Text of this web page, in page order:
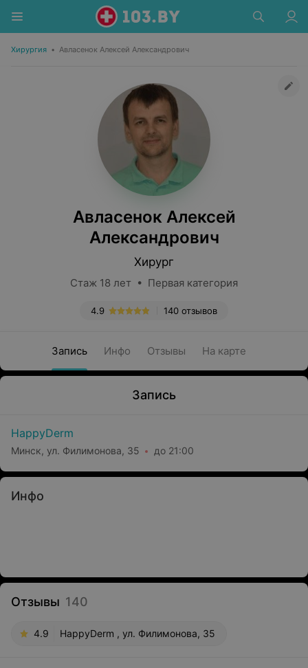
Хирургия • Авласенок Алексей Александрович
Авласенок Алексей
Александрович
Хирург
Стаж 18 лет • Первая категория
140 отзывов
4.9
Запись Инфо Отзывы На карте
Запись
HappyDerm
Минск, ул. Филимонова, 35 до 21:00
Инфо
Отзывы 140
4.9 HappyDerm , ул. Филимонова, 35